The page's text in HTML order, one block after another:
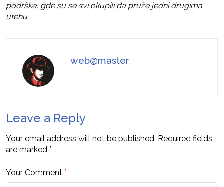
podrške, gde su se svi okupili da pruže jedni drugima
utehu.
web@master
Leave a Reply
Your email address will not be published. Required fields
are marked *
Your Comment *